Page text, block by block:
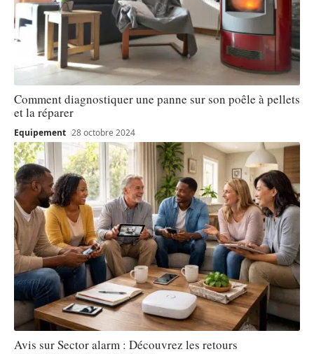
Comment diagnostiquer une panne sur son poêle à pellets
et la réparer
Equipement 28 octobre 2024
Avis sur Sector alarm : Découvrez les retours